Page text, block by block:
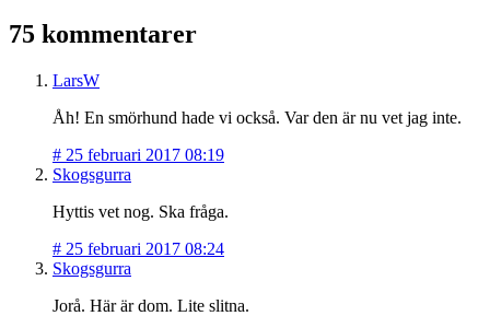
75 kommentarer
LarsW
Åh! En smörhund hade vi också. Var den är nu vet jag inte.
# 25 februari 2017 08:19
Skogsgurra
Hyttis vet nog. Ska fråga.
# 25 februari 2017 08:24
Skogsgurra
Jorå. Här är dom. Lite slitna.